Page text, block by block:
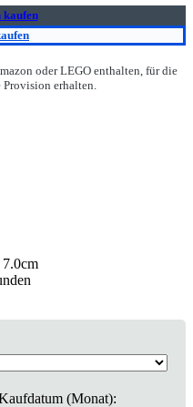
kaufen
oder LEGO enthalten, für die
erhalten.
cm
(Monat):